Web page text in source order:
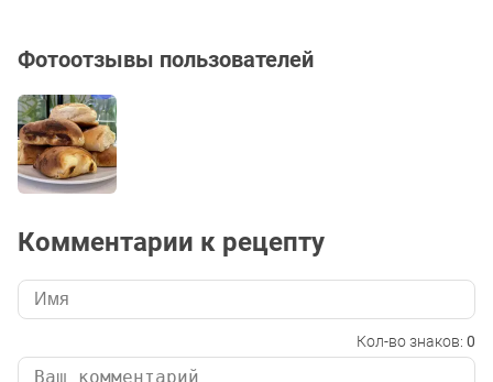
Фотоотзывы пользователей
Комментарии к рецепту
Кол-во знаков: 0